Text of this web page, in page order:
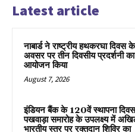
Latest article
नाबार्ड ने राष्ट्रीय हथकरघा दिवस के
अवसर पर तीन दिवसीय प्रदर्शनी का
आयोजन किया
August 7, 2026
इंडियन बैंक के 120वें स्थापना दिवस
पखवाड़ा समारोह के उपलक्ष्य में
भारतीय स्तर पर रक्तदान शिविर का